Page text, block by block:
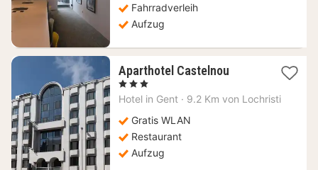
Fahrradverleih
Aufzug
Aparthotel Castelnou1
ab
, 3 Sterne
Hotel in Gent · 9.2 Km von Lochristi
Gratis WLAN
Restaurant
Aufzug